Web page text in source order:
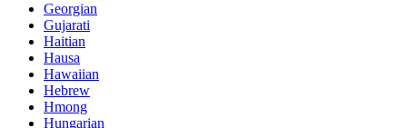
Georgian
Gujarati
Haitian
Hausa
Hawaiian
Hebrew
Hmong
Hungarian